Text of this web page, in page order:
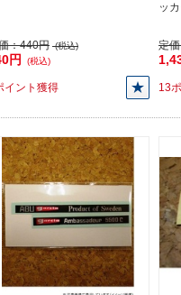
：440円 (税込)
円 (税込)
イント獲得
ッ
定
13